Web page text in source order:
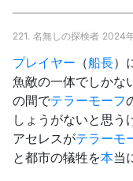
221. 名無しの探検者 2024
プレイヤー （船長）
魚敵の一体でしかな
の間でテラーモーフ
しょうがないと思う
アセレスがテラーモ
と都市の犠牲を本当